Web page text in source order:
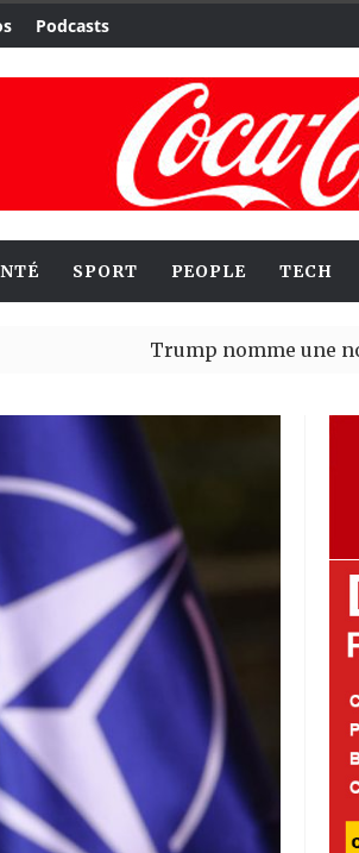
Podcasts
SPORT PEOPLE TECH
Trump nomme une nouvelle